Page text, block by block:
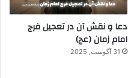
دعا و نقش آن در تعجیل فرج
امام زمان (عج)
31 آگوست, 2025